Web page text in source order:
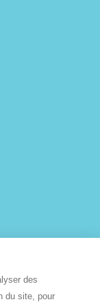
des
du site, pour